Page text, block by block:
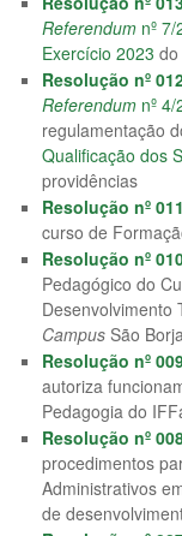
Referendum nº
Exercício 2023
Resolução nº
Referendum nº
regulamentação
Qualificação dos
providências
Resolução nº
curso de
Resolução nº
Pedagógico do
Desenvolvimento
Campus São Borja
Resolução nº
autoriza
Pedagogia do
Resolução nº
procedimentos
Administrativos
de